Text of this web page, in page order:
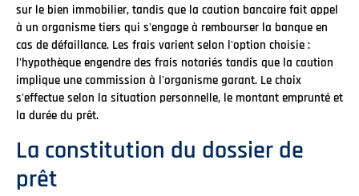
sur le bien immobilier, tandis que la caution bancaire fait appel
à un organisme tiers qui s'engage à rembourser la banque en
cas de défaillance. Les frais varient selon l'option choisie :
l'hypothèque engendre des frais notariés tandis que la caution
implique une commission à l'organisme garant. Le choix
s'effectue selon la situation personnelle, le montant emprunté et
la durée du prêt.
La constitution du dossier de
prêt